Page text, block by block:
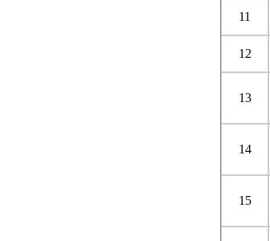
11
12
13
14
15